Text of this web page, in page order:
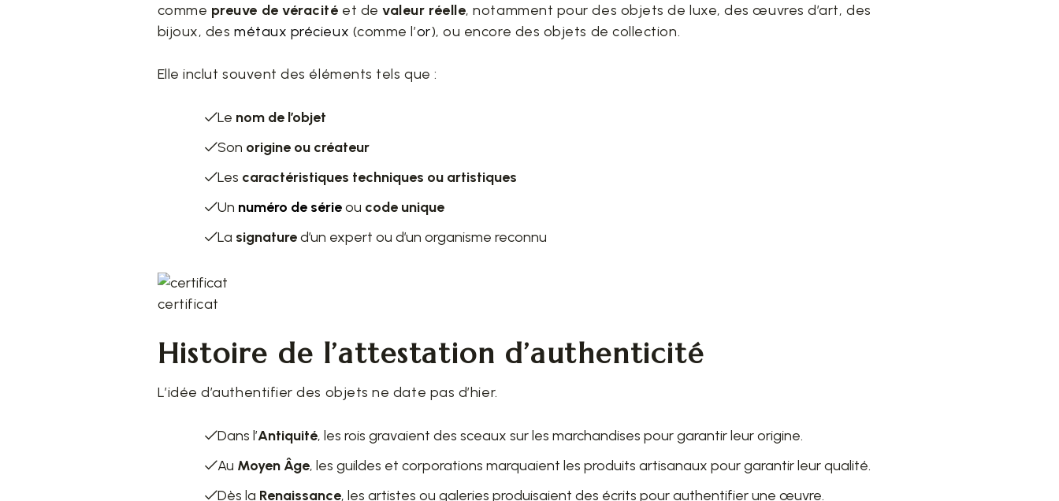
comme preuve de véracité et devaleur réelle, notamment pour des objets de luxe, des œuvres d’art, des
bijoux, des métaux précieux (comme l’or), ou encore des objets de collection.
Elle inclut souvent des éléments tels que :
Le nom de l’objet
Son origine ou créateur
Les caractéristiques techniques ou artistiques
Un numéro de série ou code unique
La signatured’un expert ou d’un organisme reconnu
certificat
Histoire de l’attestation d’authenticité
L’idée d’authentifier des objets ne date pas d’hier.
Dans l’Antiquité, les rois gravaient des sceaux sur les marchandises pour garantir leur origine.
Au Moyen Âge, les guildes et corporations marquaient les produits artisanaux pour garantir leur qualité.
Dès la Renaissance, les artistes ou galeries produisaient des écrits pour authentifier une œuvre.